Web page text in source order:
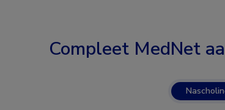
Compleet MedNet